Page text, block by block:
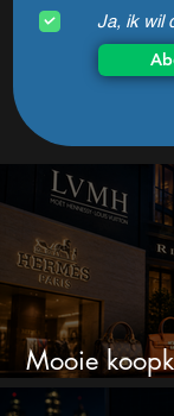
Ja, ik wil
Mooie
aandelen